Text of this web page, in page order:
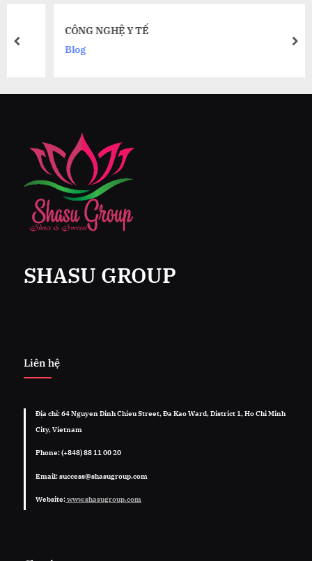
CÔNG NGHỆ Y TẾ
prev
SHASU GROUP
Liên hệ
Địa chỉ: 64 Nguyen Dinh Chieu Street, Đa Kao Ward, District 1, Ho Chi Minh
City, Vietnam
Phone: (+848) 88 11 00 20
Email: success@shasugroup.com
Website:www.shasugroup.com